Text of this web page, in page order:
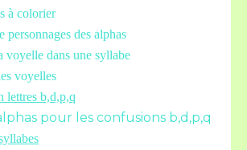
à colorier
personnages des alphas
voyelle dans une syllabe
voyelles
lettres b,d,p,q
pour les confusions b,d,p,q